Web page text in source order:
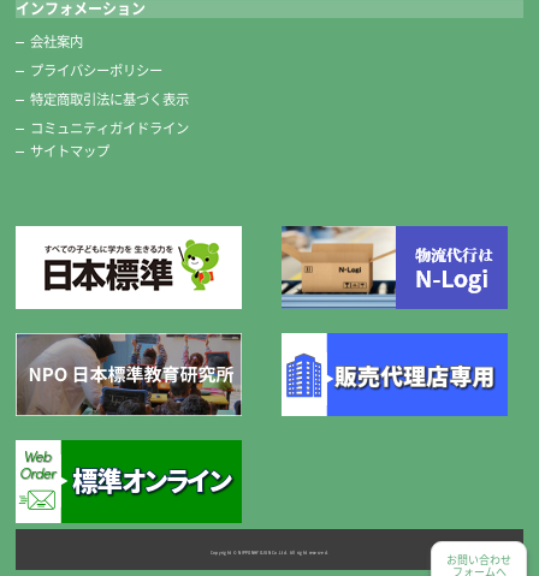
インフォメーション
会社案内
プライバシーポリシー
特定商取引法に基づく表示
コミュニティガイドライン
サイトマップ
Copyright © NIPPONHYOJUN Co.Ltd. All right reserved.
お問い合わせ
フォームへ